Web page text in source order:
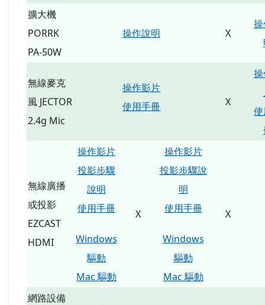
擴大機
PORRK
PA-50W
操作說明 X
無線麥克
風 JECTOR
2.4g Mic
操作影片
使用手冊
X
無線廣播
或投影
EZCAST
HDMI
操作影片
投影步驟
說明
使用手冊
X
操作影片
投影步驟說
明
使用手冊
X
Windows
驅動
Mac 驅動
Windows
驅動
Mac 驅動
網路設備